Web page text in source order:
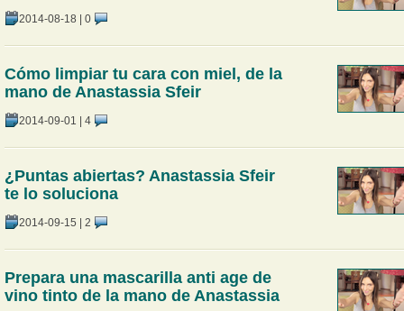
2014-08-18 | 0
Cómo limpiar tu cara con miel, de la
mano de Anastassia Sfeir
2014-09-01 | 4
¿Puntas abiertas? Anastassia Sfeir
te lo soluciona
2014-09-15 | 2
Prepara una mascarilla anti age de
vino tinto de la mano de Anastassia